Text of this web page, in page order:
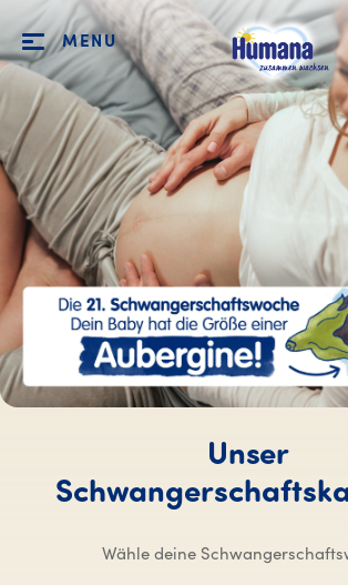
MENU
Unser
Wähle deine